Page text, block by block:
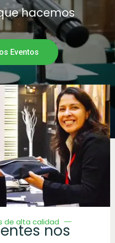
hacemos
Eventos
de alta calidad
nos